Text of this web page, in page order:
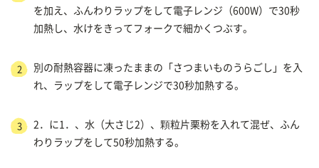
を加え、ふんわりラップをして電子レンジ（600W）で30秒
加熱し、水けをきってフォークで細かくつぶす。
2
別の耐熱容器に凍ったままの「さつまいものうらごし」を入
れ、ラップをして電子レンジで30秒加熱する。
3
2．に1．、水（大さじ2）、顆粒片栗粉を入れて混ぜ、ふん
わりラップをして50秒加熱する。